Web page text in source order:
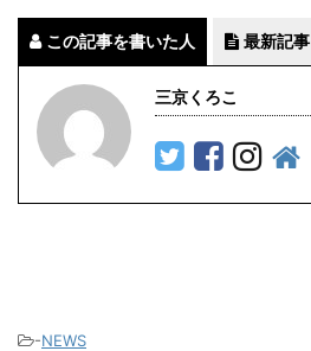
この記事を書いた人 最新記事
三京くろこ
-NEWS